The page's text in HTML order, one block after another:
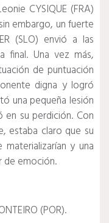
CYSIQUE (FRA)
embargo, un fuerte
(SLO) envió a las
final. Una vez más,
de puntuación
digna y logró
una pequeña lesión
en su perdición. Con
estaba claro que su
y una
de emoción.
(POR).